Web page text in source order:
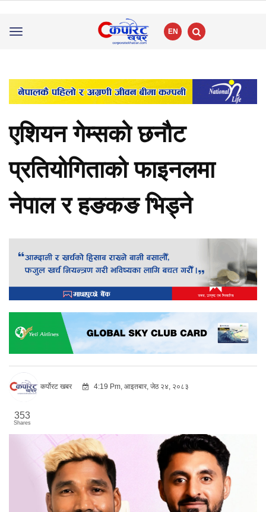
Toggle
EN
एशियन गेम्सको छनौट
प्रतियोगिताको फाइनलमा
नेपाल र हङकङ भिड्ने
कर्पोरट खबर 4:19 Pm, आइतबार, जेठ २४, २०८३
353
Shares